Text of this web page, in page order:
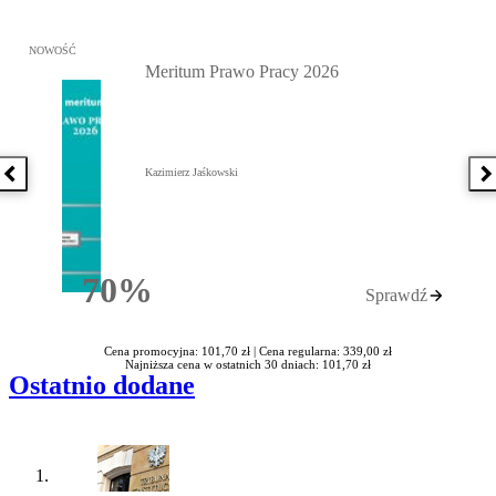
Poprzednia książka
Przejdź do: Meritum Prawo Pracy 2026, Kazimierz Jaśkowski -
NOWOŚĆ
70%Rabatu
Meritum Prawo Pracy 2026
Kazimierz Jaśkowski
Sprawdź
Cena promocyjna: 101,70 zł | Cena regularna: 339,00 zł
Najniższa cena w ostatnich 30 dniach: 101,70 zł
Ostatnio dodane